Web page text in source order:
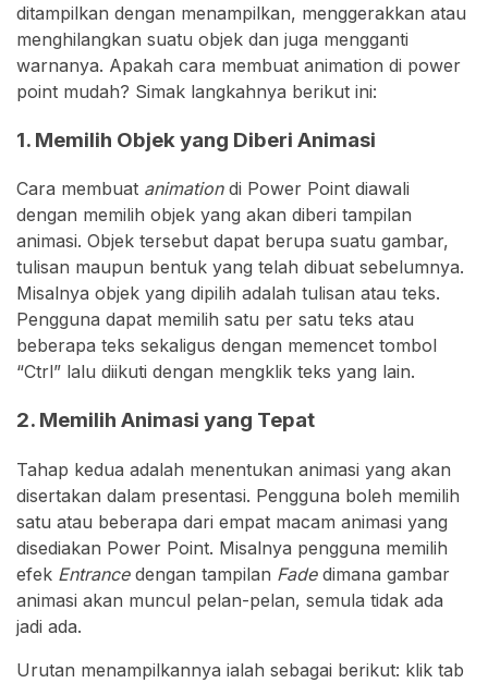
ditampilkan dengan menampilkan, menggerakkan atau
menghilangkan suatu objek dan juga mengganti
warnanya. Apakah cara membuat animation di power
point mudah? Simak langkahnya berikut ini:
1. Memilih Objek yang Diberi Animasi
Cara membuat animation di Power Point diawali
dengan memilih objek yang akan diberi tampilan
animasi. Objek tersebut dapat berupa suatu gambar,
tulisan maupun bentuk yang telah dibuat sebelumnya.
Misalnya objek yang dipilih adalah tulisan atau teks.
Pengguna dapat memilih satu per satu teks atau
beberapa teks sekaligus dengan memencet tombol
“Ctrl” lalu diikuti dengan mengklik teks yang lain.
2. Memilih Animasi yang Tepat
Tahap kedua adalah menentukan animasi yang akan
disertakan dalam presentasi. Pengguna boleh memilih
satu atau beberapa dari empat macam animasi yang
disediakan Power Point. Misalnya pengguna memilih
efek Entrance dengan tampilan Fadedimana gambar
animasi akan muncul pelan-pelan, semula tidak ada
jadi ada.
Urutan menampilkannya ialah sebagai berikut: klik tab